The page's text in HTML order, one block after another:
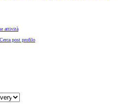
attività
Cerca post profilo